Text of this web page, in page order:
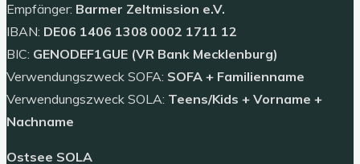
Empfänger: Barmer Zeltmission e.V.
IBAN: DE06 1406 1308 0002 1711 12
BIC: GENODEF1GUE (VR Bank Mecklenburg)
Verwendungszweck SOFA: SOFA + Familienname
Verwendungszweck SOLA: Teens/Kids + Vorname +
Nachname
Ostsee SOLA